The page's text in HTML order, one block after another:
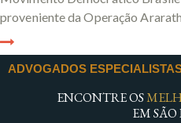
proveniente da Operação
ADVOGADOS
ENCONTRE OS
EM